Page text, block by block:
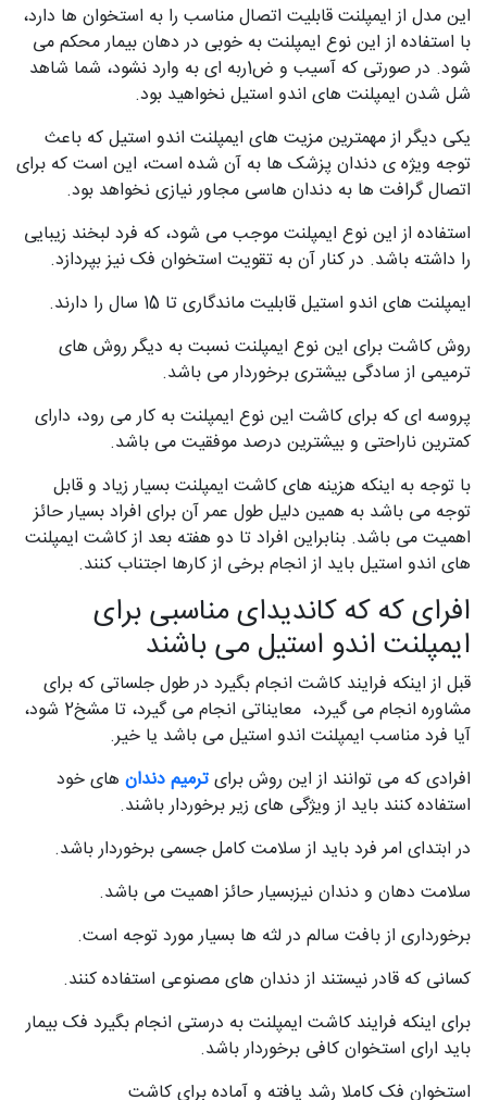
این مدل از ایمپلنت قابلیت اتصال مناسب را به استخوان ها دارد،
با استفاده از این نوع ایمپلنت به خوبی در دهان بیمار محکم می
شود. در صورتی که آسیب و ض1ربه ای به وارد نشود، شما شاهد
شل شدن ایمپلنت های اندو استیل نخواهید بود.
یکی دیگر از مهمترین مزیت های ایمپلنت اندو استیل که باعث
توجه ویژه ی دندان پزشک ها به آن شده است، این است که برای
اتصال گرافت ها به دندان هاسی مجاور نیازی نخواهد بود.
استفاده از این نوع ایمپلنت موجب می شود، که فرد لبخند زیبایی
را داشته باشد. در کنار آن به تقویت استخوان فک نیز بپردازد.
ایمپلنت های اندو استیل قابلیت ماندگاری تا 15 سال را دارند.
روش کاشت برای این نوع ایمپلنت نسبت به دیگر روش های
ترمیمی از سادگی بیشتری برخوردار می باشد.
پروسه ای که برای کاشت این نوع ایمپلنت به کار می رود، دارای
کمترین ناراحتی و بیشترین درصد موفقیت می باشد.
با توجه به اینکه هزینه های کاشت ایمپلنت بسیار زیاد و قابل
توجه می باشد به همین دلیل طول عمر آن برای افراد بسیار حائز
اهمیت می باشد. بنابراین افراد تا دو هفته بعد از کاشت ایمپلنت
های اندو استیل باید از انجام برخی از کارها اجتناب کنند.
افرای که که کاندیدای مناسبی برای
ایمپلنت اندو استیل می باشند
قبل از اینکه فرایند کاشت انجام بگیرد در طول جلساتی که برای
مشاوره انجام می گیرد، معایناتی انجام می گیرد، تا مشخ2 شود،
آیا فرد مناسب ایمپلنت اندو استیل می باشد یا خیر.
افرادی که می توانند از این روش برایترمیم دندان های خود
استفاده کنند باید از ویژگی های زیر برخوردار باشند.
در ابتدای امر فرد باید از سلامت کامل جسمی برخوردار باشد.
سلامت دهان و دندان نیزبسیار حائز اهمیت می باشد.
برخورداری از بافت سالم در لثه ها بسیار مورد توجه است.
کسانی که قادر نیستند از دندان های مصنوعی استفاده کنند.
برای اینکه فرایند کاشت ایمپلنت به درستی انجام بگیرد فک بیمار
باید ارای استخوان کافی برخوردار باشد.
استخوان فک کاملا رشد یافته و آماده برای کاشت